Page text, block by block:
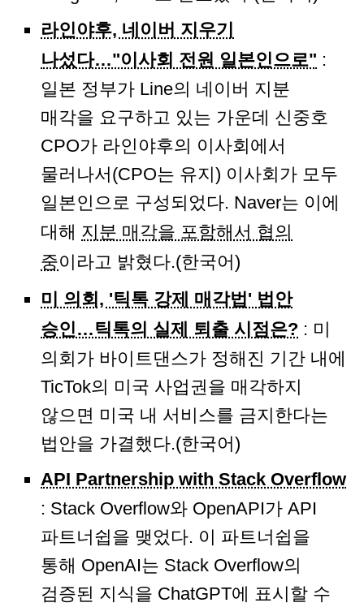
라인야후, 네이버 지우기
나섰다…"이사회 전원 일본인으로" :
일본 정부가 Line의 네이버 지분
매각을 요구하고 있는 가운데 신중호
CPO가 라인야후의 이사회에서
물러나서(CPO는 유지) 이사회가 모두
일본인으로 구성되었다. Naver는 이에
대해 지분 매각을 포함해서 협의
중이라고 밝혔다.(한국어)
미 의회, '틱톡 강제 매각법' 법안
승인…틱톡의 실제 퇴출 시점은? : 미
의회가 바이트댄스가 정해진 기간 내에
TicTok의 미국 사업권을 매각하지
않으면 미국 내 서비스를 금지한다는
법안을 가결했다.(한국어)
API Partnership with Stack Overflow
: Stack Overflow와 OpenAPI가 API
파트너쉽을 맺었다. 이 파트너쉽을
통해 OpenAI는 Stack Overflow의
검증된 지식을 ChatGPT에 표시할 수